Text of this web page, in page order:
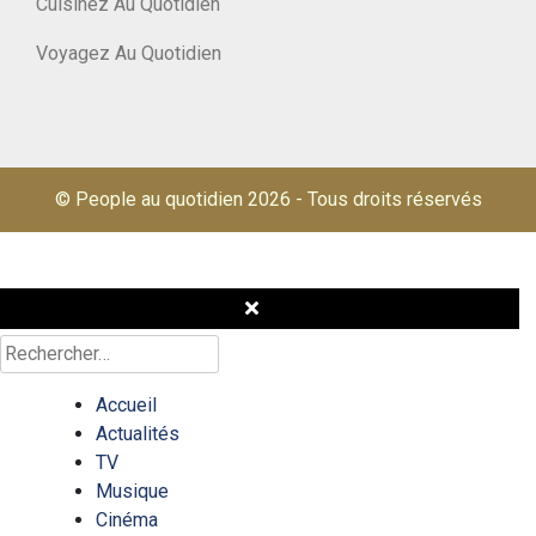
Voyagez Au Quotidien
© People au quotidien 2026 - Tous droits réservés
Rechercher :
Accueil
Actualités
TV
Musique
Cinéma